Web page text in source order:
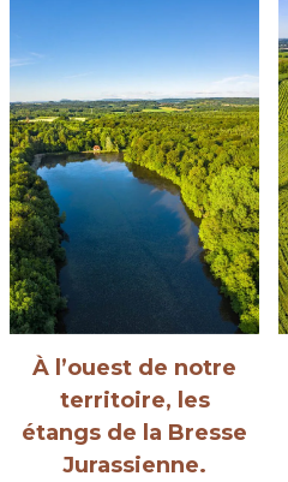
À l’ouest de notre
territoire, les
étangs de la Bresse
Jurassienne.